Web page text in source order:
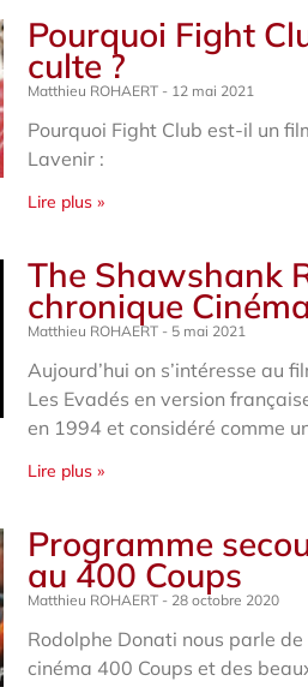
Pourquoi Fight
culte ?
Matthieu ROHAERT 12 mai 2021
Pourquoi Fight Club est-il un
Lavenir :
Lire plus »
The Shawshank
chronique
Matthieu ROHAERT 5 mai 2021
Aujourd’hui on s’intéresse au
Les Evadés en version
en 1994 et considéré comme
Lire plus »
Programme
au 400 Coups
Matthieu ROHAERT 28 octobre 2020
Rodolphe Donati nous parle
cinéma 400 Coups et des